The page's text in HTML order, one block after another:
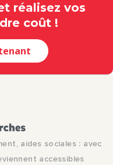
réalisez vos
coût !
aides sociales : avec
accessibles